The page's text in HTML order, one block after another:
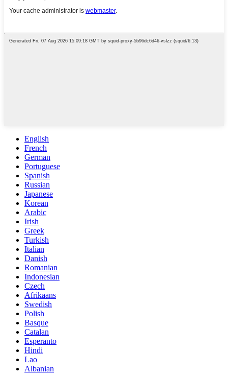
English
French
German
Portuguese
Spanish
Russian
Japanese
Korean
Arabic
Irish
Greek
Turkish
Italian
Danish
Romanian
Indonesian
Czech
Afrikaans
Swedish
Polish
Basque
Catalan
Esperanto
Hindi
Lao
Albanian